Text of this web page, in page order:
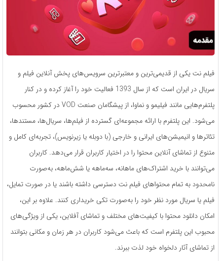
فیلم نت یکی از قدیمی‌ترین و معتبرترین سرویس‌های پخش آنلاین فیلم و
سریال در ایران است که از سال 1393 فعالیت خود را آغاز کرده و در کنار
پلتفرم‌هایی مانند فیلیمو و نماوا، از پیشگامان صنعت VOD در کشور محسوب
می‌شود. این پلتفرم با ارائه مجموعه‌ای گسترده از فیلم‌ها، سریال‌ها، مستندها،
تئاترها و انیمیشن‌های ایرانی و خارجی (با دوبله یا زیرنویس)، تجربه‌ای کامل و
متنوع از تماشای آنلاین محتوا را در اختیار کاربران قرار می‌دهد. کاربران
می‌توانند با خرید اشتراک‌های ماهانه، سه‌ماهه یا شش‌ماهه، به‌صورت
نامحدود به تمام محتواهای فیلم نت دسترسی داشته باشند یا در صورت تمایل،
فیلم یا سریال مورد نظر خود را به‌صورت تکی خریداری کنند. علاوه بر این،
امکان دانلود محتوا با کیفیت‌های مختلف و تماشای آفلاین، یکی از ویژگی‌های
محبوب این پلتفرم است که باعث می‌شود کاربران در هر زمان و مکانی بتوانند
از تماشای آثار دلخواه خود لذت ببرند.